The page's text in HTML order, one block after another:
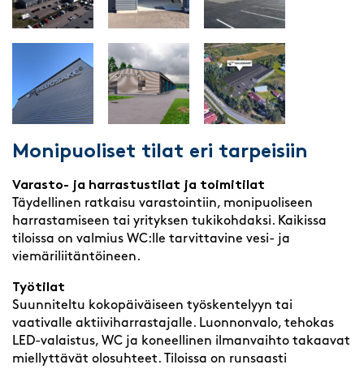
Monipuoliset tilat eri tarpeisiin
Varasto- ja harrastustilat ja toimitilat
Täydellinen ratkaisu varastointiin, monipuoliseen
harrastamiseen tai yrityksen tukikohdaksi. Kaikissa
tiloissa on valmius WC:lle tarvittavine vesi- ja
viemäriliitäntöineen.
Työtilat
Suunniteltu kokopäiväiseen työskentelyyn tai
vaativalle aktiiviharrastajalle. Luonnonvalo, tehokas
LED-valaistus, WC ja koneellinen ilmanvaihto takaavat
miellyttävät olosuhteet. Tiloissa on runsaasti